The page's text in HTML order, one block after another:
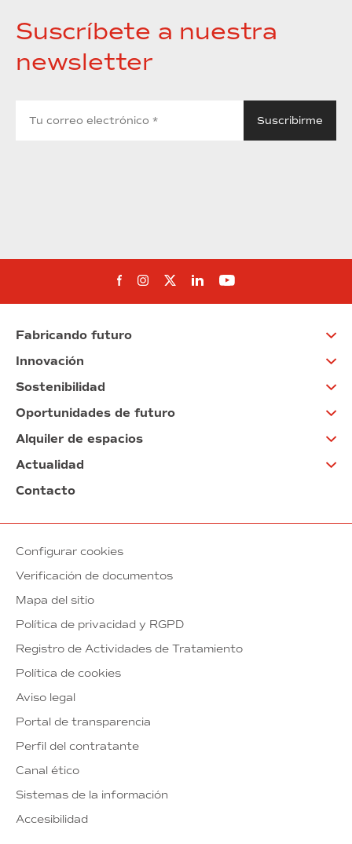
Suscríbete a nuestra
newsletter
Síguenos en Facebook
Síguenos en Instagram
Síguenos en Twitter
Síguenos en Linkedin
Síguenos en
Fabricando futuro
Innovación
Sostenibilidad
Oportunidades de futuro
Alquiler de espacios
Actualidad
Contacto
Configurar cookies
Verificación de documentos
Mapa del sitio
Política de privacidad y RGPD
Registro de Actividades de Tratamiento
Política de cookies
Aviso legal
Portal de transparencia
Perfil del contratante
Canal ético
Sistemas de la información
Accesibilidad